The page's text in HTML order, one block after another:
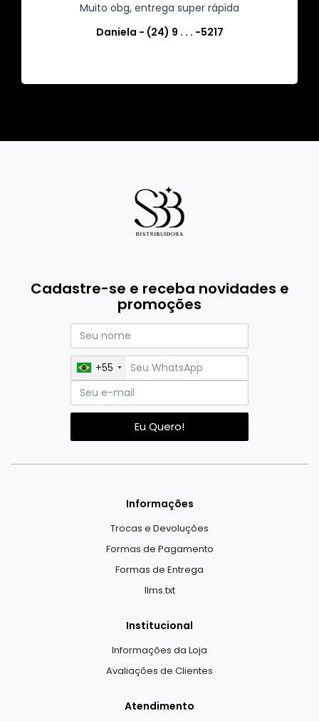
Muito obg, entrega super rápida
Daniela - (24) 9 . . . -5217
Cadastre-se e receba novidades e
promoções
+55
Eu Quero!
Informações
Trocas e Devoluções
Formas de Pagamento
Formas de Entrega
llms.txt
Institucional
Informações da Loja
Avaliações de Clientes
Atendimento